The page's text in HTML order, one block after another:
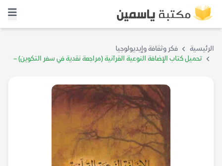
الرئيسية
فكر وثقافة وإيديولوجيا
تحميل كتاب الإضافة النوعية القرآنية (مراجعة نقدية في سفر التكوين) –